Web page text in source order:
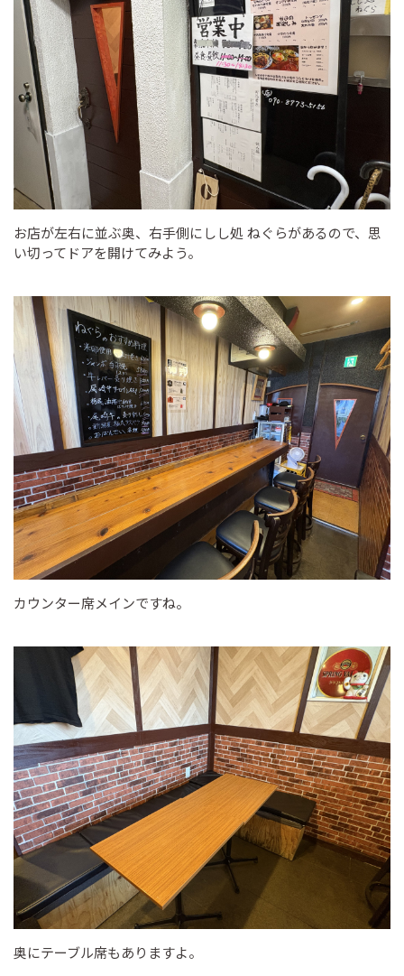
お店が左右に並ぶ奥、右手側にしし処 ねぐらがあるので、思
い切ってドアを開けてみよう。
カウンター席メインですね。
奥にテーブル席もありますよ。